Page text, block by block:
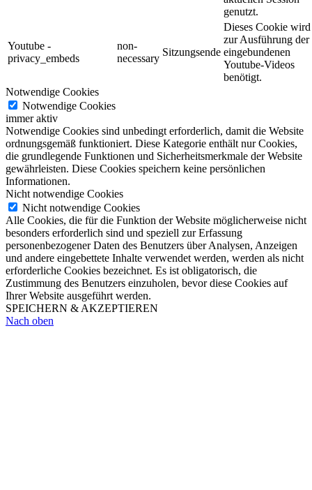
genutzt.
Youtube -
privacy_embeds
non-
necessary
Sitzungsende
Dieses Cookie wird
zur Ausführung der
eingebundenen
Youtube-Videos
benötigt.
Notwendige Cookies
Notwendige Cookies
immer aktiv
Notwendige Cookies sind unbedingt erforderlich, damit die Website
ordnungsgemäß funktioniert. Diese Kategorie enthält nur Cookies,
die grundlegende Funktionen und Sicherheitsmerkmale der Website
gewährleisten. Diese Cookies speichern keine persönlichen
Informationen.
Nicht notwendige Cookies
Nicht notwendige Cookies
Alle Cookies, die für die Funktion der Website möglicherweise nicht
besonders erforderlich sind und speziell zur Erfassung
personenbezogener Daten des Benutzers über Analysen, Anzeigen
und andere eingebettete Inhalte verwendet werden, werden als nicht
erforderliche Cookies bezeichnet. Es ist obligatorisch, die
Zustimmung des Benutzers einzuholen, bevor diese Cookies auf
Ihrer Website ausgeführt werden.
SPEICHERN & AKZEPTIEREN
Nach oben